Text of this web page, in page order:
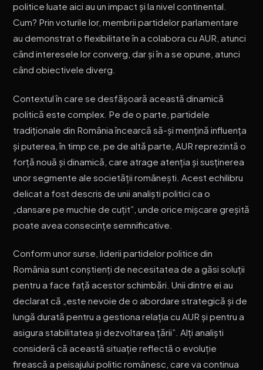
politice luate aici au un impact și la nivel continental.
Cum? Prin voturile lor, membrii partidelor parlamentare
au demonstrat o flexibilitate în a colabora cu AUR, atunci
când interesele lor converg, dar și în a se opune, atunci
când obiectivele diverg.
Contextul în care se desfășoară această dinamică
politică este complex. Pe de o parte, partidele
tradiționale din România încearcă să-și mențină influența
și puterea, în timp ce, pe de altă parte, AUR reprezintă o
forță nouă și dinamică, care atrage atenția și susținerea
unor segmente ale societății românești. Acest echilibru
delicat a fost descris de unii analiști politici ca o
„dansare pe muchie de cuțit”, unde orice mișcare greșită
poate avea consecințe semnificative.
Conform unor surse, liderii partidelor politice din
România sunt conștienți de necesitatea de a găsi soluții
pentru a face față acestor schimbări. Unii dintre ei au
declarat că „este nevoie de o abordare strategică și de
lungă durată pentru a gestiona relația cu AUR și pentru a
asigura stabilitatea și dezvoltarea țării”. Alți analiști
consideră că această situație reflectă o evoluție
firească a peisajului politic românesc, care va continua